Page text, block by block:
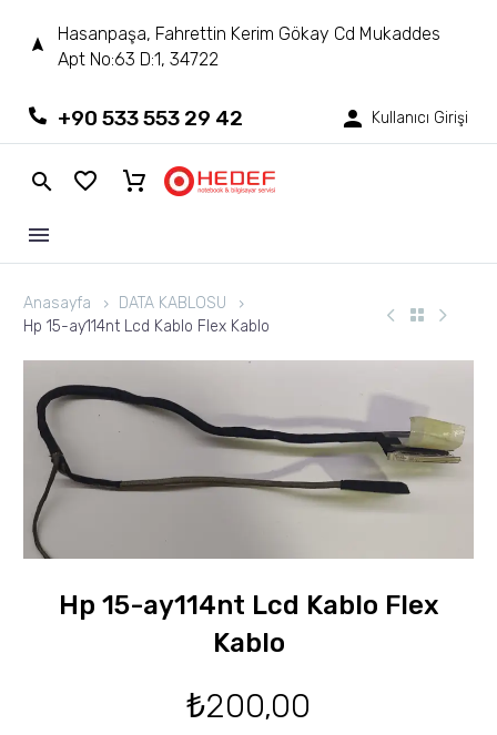
Hasanpaşa, Fahrettin Kerim Gökay Cd Mukaddes
Apt No:63 D:1, 34722
+90 533 553 29 42 Kullanıcı Girişi
Anasayfa
DATA KABLOSU
Hp 15-ay114nt Lcd Kablo Flex Kablo
Hp 15-ay114nt Lcd Kablo Flex
Kablo
₺200,00